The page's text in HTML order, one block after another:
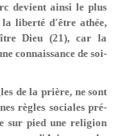
devient ainsi le plus
liberté d'être athée,
Dieu (21), car la
connaissance de soi-
de la prière, ne sont
règles sociales pré-
sur pied une religion